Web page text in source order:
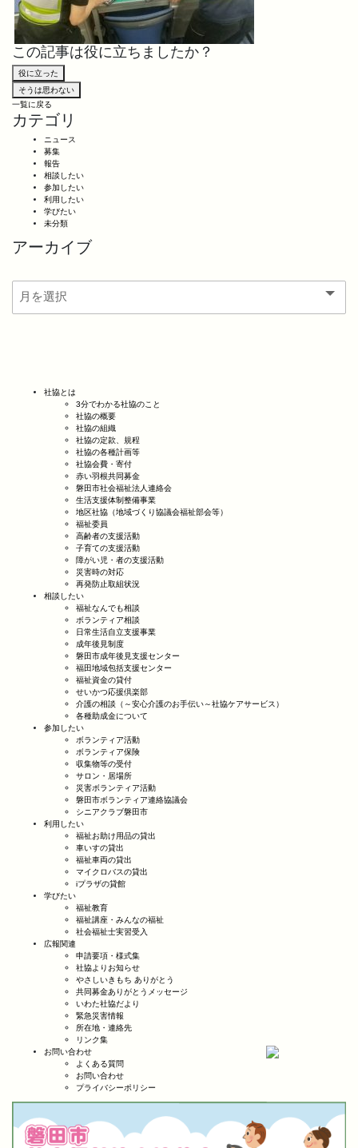
この記事は役に立ちましたか？
役に立った
そうは思わない
一覧に戻る
カテゴリ
ニュース
募集
報告
相談したい
参加したい
利用したい
学びたい
未分類
アーカイブ
社協とは
3分でわかる社協のこと
社協の概要
社協の組織
社協の定款、規程
社協の各種計画等
社協会費・寄付
赤い羽根共同募金
磐田市社会福祉法人連絡会
生活支援体制整備事業
地区社協（地域づくり協議会福祉部会等）
福祉委員
高齢者の支援活動
子育ての支援活動
障がい児・者の支援活動
災害時の対応
再発防止取組状況
相談したい
福祉なんでも相談
ボランティア相談
日常生活自立支援事業
成年後見制度
磐田市成年後見支援センター
福田地域包括支援センター
福祉資金の貸付
せいかつ応援倶楽部
介護の相談（～安心介護のお手伝い～社協ケアサービス）
各種助成金について
参加したい
ボランティア活動
ボランティア保険
収集物等の受付
サロン・居場所
災害ボランティア活動
磐田市ボランティア連絡協議会
シニアクラブ磐田市
利用したい
福祉お助け用品の貸出
車いすの貸出
福祉車両の貸出
マイクロバスの貸出
iプラザの貸館
学びたい
福祉教育
福祉講座・みんなの福祉
社会福祉士実習受入
広報関連
申請要項・様式集
社協よりお知らせ
やさしいきもち ありがとう
共同募金ありがとうメッセージ
いわた社協だより
緊急災害情報
所在地・連絡先
リンク集
お問い合わせ
よくある質問
お問い合わせ
プライバシーポリシー